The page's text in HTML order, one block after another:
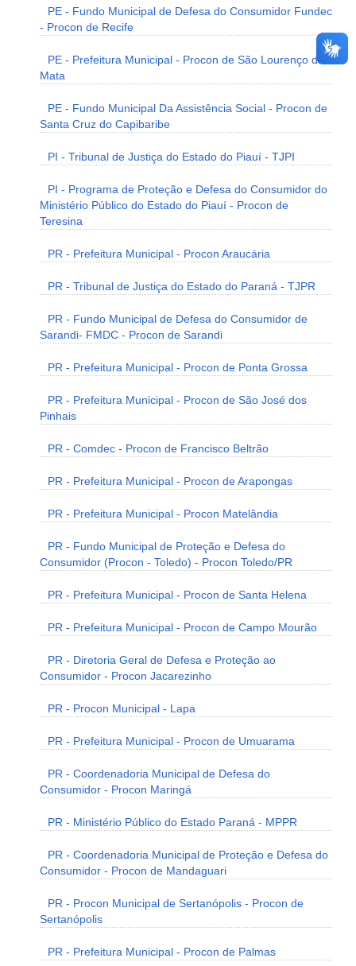
PE - Fundo Municipal de Defesa do Consumidor Fundec
- Procon de Recife
PE - Prefeitura Municipal - Procon de São Lourenço da
Mata
PE - Fundo Municipal Da Assistência Social - Procon de
Santa Cruz do Capibaribe
PI - Tribunal de Justiça do Estado do Piauí - TJPI
PI - Programa de Proteção e Defesa do Consumidor do
Ministério Público do Estado do Piauí - Procon de
Teresina
PR - Prefeitura Municipal - Procon Araucária
PR - Tribunal de Justiça do Estado do Paraná - TJPR
PR - Fundo Municipal de Defesa do Consumidor de
Sarandi- FMDC - Procon de Sarandi
PR - Prefeitura Municipal - Procon de Ponta Grossa
PR - Prefeitura Municipal - Procon de São José dos
Pinhais
PR - Comdec - Procon de Francisco Beltrão
PR - Prefeitura Municipal - Procon de Arapongas
PR - Prefeitura Municipal - Procon Matelândia
PR - Fundo Municipal de Proteção e Defesa do
Consumidor (Procon - Toledo) - Procon Toledo/PR
PR - Prefeitura Municipal - Procon de Santa Helena
PR - Prefeitura Municipal - Procon de Campo Mourão
PR - Diretoria Geral de Defesa e Proteção ao
Consumidor - Procon Jacarezinho
PR - Procon Municipal - Lapa
PR - Prefeitura Municipal - Procon de Umuarama
PR - Coordenadoria Municipal de Defesa do
Consumidor - Procon Maringá
PR - Ministério Público do Estado Paraná - MPPR
PR - Coordenadoria Municipal de Proteção e Defesa do
Consumidor - Procon de Mandaguari
PR - Procon Municipal de Sertanópolis - Procon de
Sertanópolis
PR - Prefeitura Municipal - Procon de Palmas